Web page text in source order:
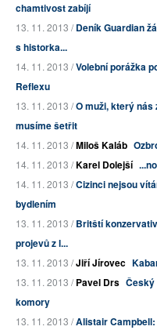
chamtivost zabíjí
13. 11. 2013 /Deník Guardian
s historka...
14. 11. 2013 /Volební porážka
Reflexu
13. 11. 2013 /O muži, který nás
musíme šetřit
14. 11. 2013 /Miloš Kaláb
14. 11. 2013 /Karel Dolejší
14. 11. 2013 /Cizinci nejsou
bydlením
13. 11. 2013 /Britští
projevů z l...
13. 11. 2013 /Jiří Jírovec
13. 11. 2013 /Pavel Drs Český
komory
13. 11. 2013 /Alistair